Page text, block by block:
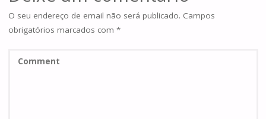
O seu endereço de email não será publicado. Campos
obrigatórios marcados com *